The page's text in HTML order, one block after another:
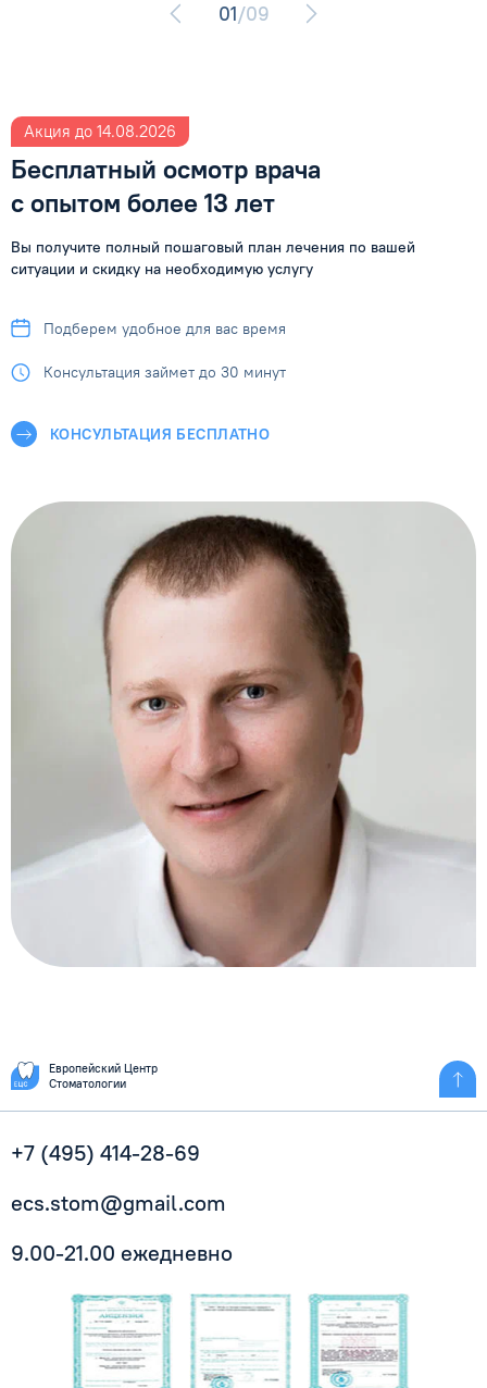
01/09
Акция до 14.08.2026
Бесплатный осмотр врача
с опытом более 13 лет
Вы получите полный пошаговый план лечения по вашей
ситуации и скидку на необходимую услугу
Подберем удобное для вас время
Консультация займет до 30 минут
КОНСУЛЬТАЦИЯ БЕСПЛАТНО
Европейский Центр
Стоматологии
+7 (495) 414-28-69
ecs.stom@gmail.com
9.00-21.00 ежедневно